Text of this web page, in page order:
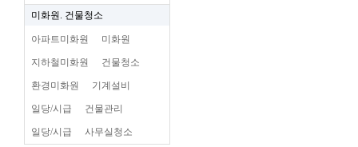
미화원. 건물청소
아파트미화원 미화원
지하철미화원 건물청소
환경미화원 기계설비
일당/시급 건물관리
일당/시급 사무실청소